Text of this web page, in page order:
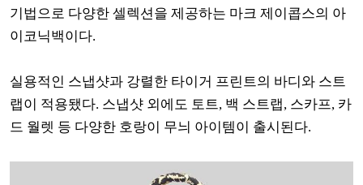
기법으로 다양한 셀렉션을 제공하는 마크 제이콥스의 아
이코닉백이다.
실용적인 스냅샷과 강렬한 타이거 프린트의 바디와 스트
랩이 적용됐다. 스냅샷 외에도 토트, 백 스트랩, 스카프, 카
드 월렛 등 다양한 호랑이 무늬 아이템이 출시된다.